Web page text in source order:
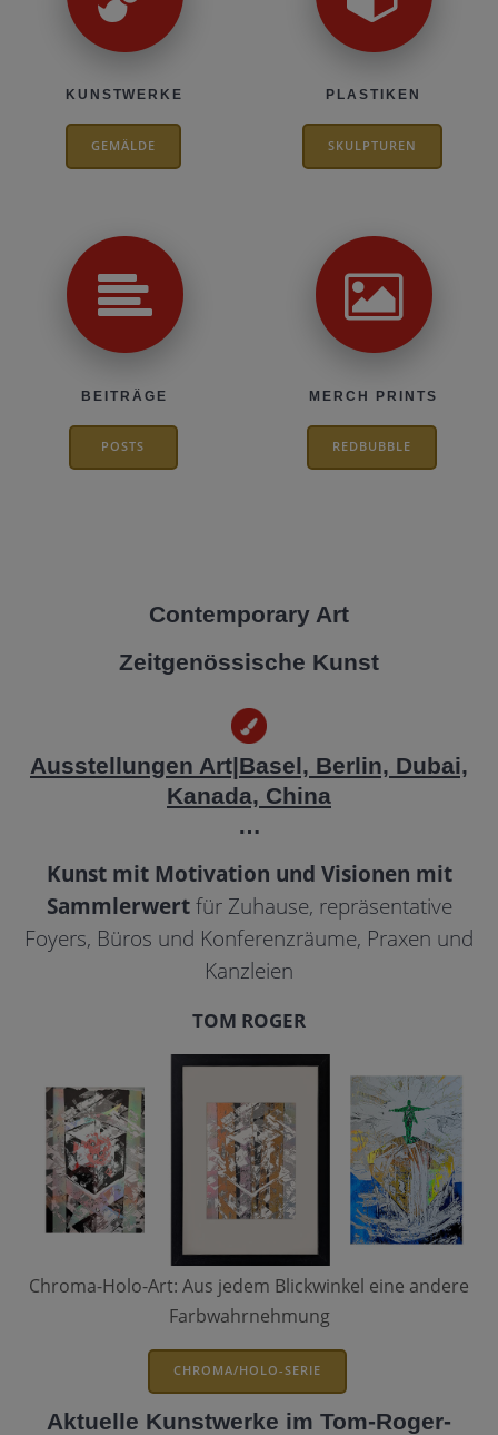
KUNSTWERKE
GEMÄLDE
PLASTIKEN
SKULPTUREN
BEITRÄGE
POSTS
MERCH PRINTS
REDBUBBLE
Contemporary Art
Zeitgenössische Kunst
Ausstellungen Art|Basel, Berlin, Dubai,
Kanada, China
…
Kunst mit Motivation und Visionen mit
Sammlerwertfür Zuhause, repräsentative
Foyers, Büros und Konferenzräume, Praxen und
Kanzleien
TOM ROGER
Chroma-Holo-Art: Aus jedem Blickwinkel eine andere
Farbwahrnehmung
CHROMA/HOLO-SERIE
Aktuelle Kunstwerke im Tom-Roger-